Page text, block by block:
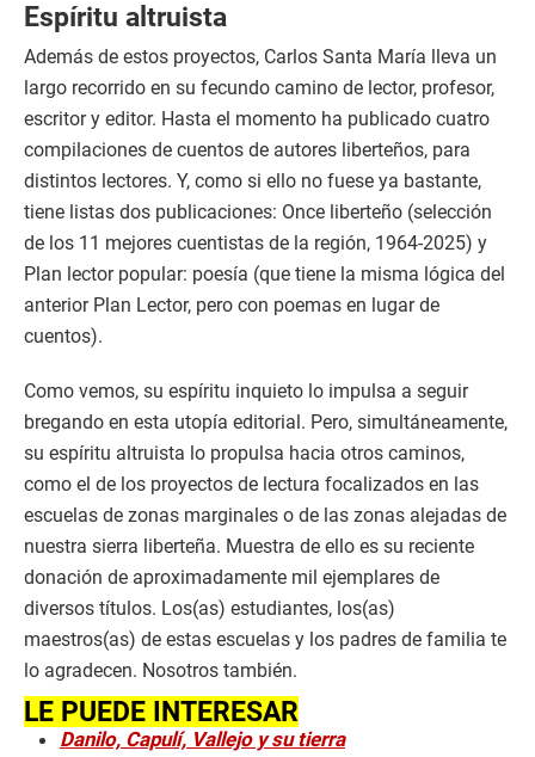
Espíritu altruista
Además de estos proyectos, Carlos Santa María lleva un
largo recorrido en su fecundo camino de lector, profesor,
escritor y editor. Hasta el momento ha publicado cuatro
compilaciones de cuentos de autores liberteños, para
distintos lectores. Y, como si ello no fuese ya bastante,
tiene listas dos publicaciones: Once liberteño (selección
de los 11 mejores cuentistas de la región, 1964-2025) y
Plan lector popular: poesía (que tiene la misma lógica del
anterior Plan Lector, pero con poemas en lugar de
cuentos).
Como vemos, su espíritu inquieto lo impulsa a seguir
bregando en esta utopía editorial. Pero, simultáneamente,
su espíritu altruista lo propulsa hacia otros caminos,
como el de los proyectos de lectura focalizados en las
escuelas de zonas marginales o de las zonas alejadas de
nuestra sierra liberteña. Muestra de ello es su reciente
donación de aproximadamente mil ejemplares de
diversos títulos. Los(as) estudiantes, los(as)
maestros(as) de estas escuelas y los padres de familia te
lo agradecen. Nosotros también.
LE PUEDE INTERESAR
Danilo, Capulí, Vallejo y su tierra